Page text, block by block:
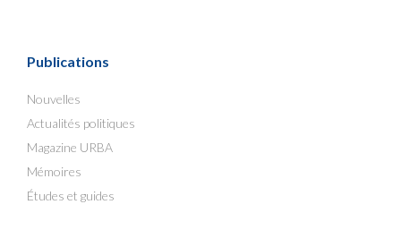
Publications
Nouvelles
Actualités politiques
Magazine URBA
Mémoires
Études et guides